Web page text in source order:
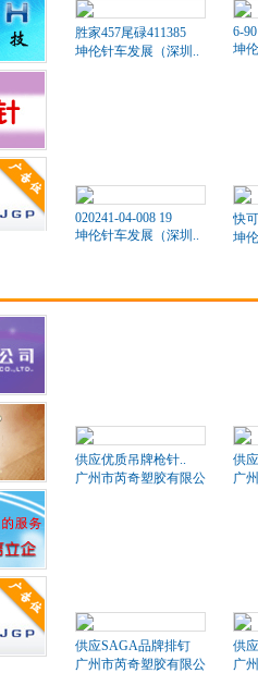
胜家457尾碌411385
坤伦针车发展（深圳..
6-90
坤
020241-04-008 19
坤伦针车发展（深圳..
快
坤
供应优质吊牌枪针..
广州市芮奇塑胶有限公司
供
广
供应SAGA品牌排钉
广州市芮奇塑胶有限公司
供
广